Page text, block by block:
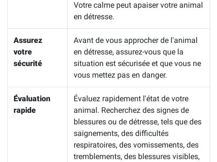
Votre calme peut apaiser votre animal
en détresse.
Assurez
votre
sécurité
Avant de vous approcher de l'animal
en détresse, assurez-vous que la
situation est sécurisée et que vous ne
vous mettez pas en danger.
Évaluation
rapide
Évaluez rapidement l'état de votre
animal. Recherchez des signes de
blessures ou de détresse, tels que des
saignements, des difficultés
respiratoires, des vomissements, des
tremblements, des blessures visibles,